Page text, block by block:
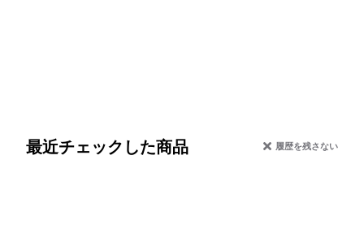
最近チェックした商品 履歴を残さない